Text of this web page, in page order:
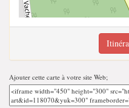
Ajouter cette carte à votre site Web;